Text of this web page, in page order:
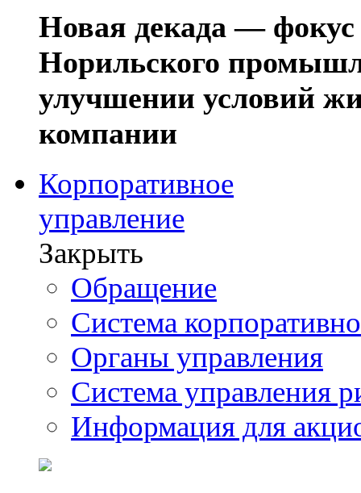
Новая декада — фокус
Норильского
улучшении условий
компании
Корпоративное
управление
Закрыть
Обращение
Система
Органы управления
Система управления
Информация для